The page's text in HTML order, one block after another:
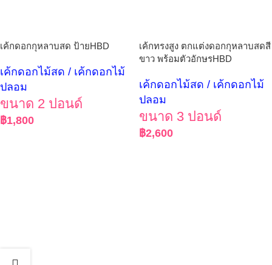
เค้กดอกกุหลาบสด ป้ายHBD
เค้กดอกไม้สด / เค้กดอกไม้
ปลอม
ขนาด 2 ปอนด์
฿1,800
เค้กทรงสูง ตกแต่งดอกกุหลาบสดสี
ขาว พร้อมตัวอักษรHBD
เค้กดอกไม้สด / เค้กดอกไม้
ปลอม
ขนาด 3 ปอนด์
฿2,600